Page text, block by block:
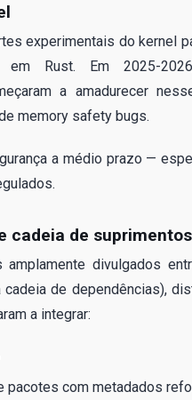
experimentais do kernel
em Rust. Em 2025-
a amadurecer
memory safety bugs.
a médio prazo —
cadeia de suprimentos
amplamente divulgados
de dependências),
a integrar:
pacotes com metadados